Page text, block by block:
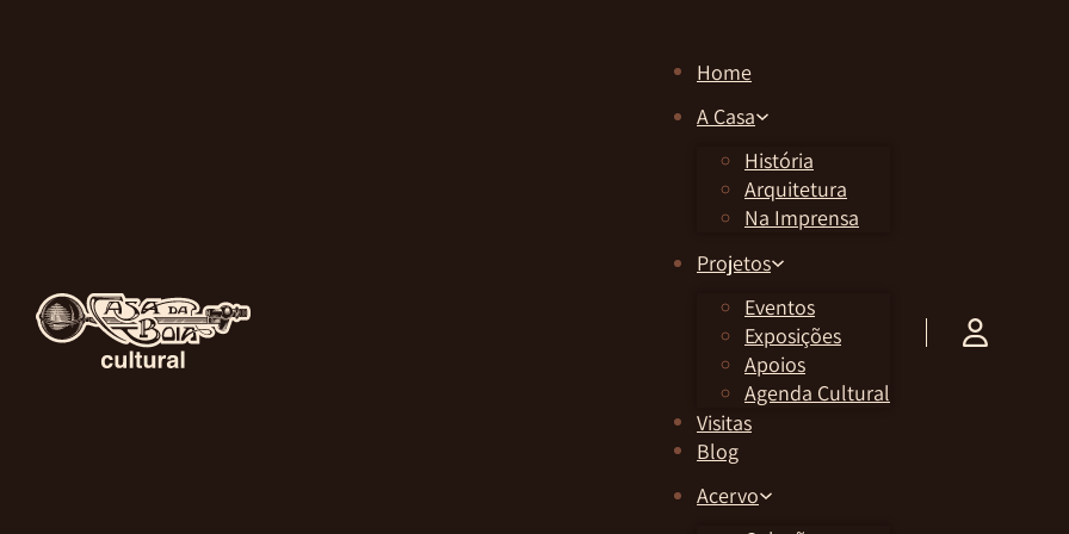
Home
A Casa
História
Arquitetura
Na Imprensa
Projetos
Eventos
Exposições
Apoios
Agenda Cultural
Visitas
Blog
Acervo